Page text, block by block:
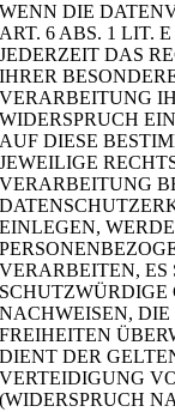
WENN DIE
ART. 6 ABS. 1 LIT.
JEDERZEIT DAS
IHRER
VERARBEITUNG
WIDERSPRUCH
AUF DIESE
JEWEILIGE
VERARBEITUNG
EINLEGEN,
VERARBEITEN,
NACHWEISEN, DIE
FREIHEITEN
DIENT DER
VERTEIDIGUNG
(WIDERSPRUCH